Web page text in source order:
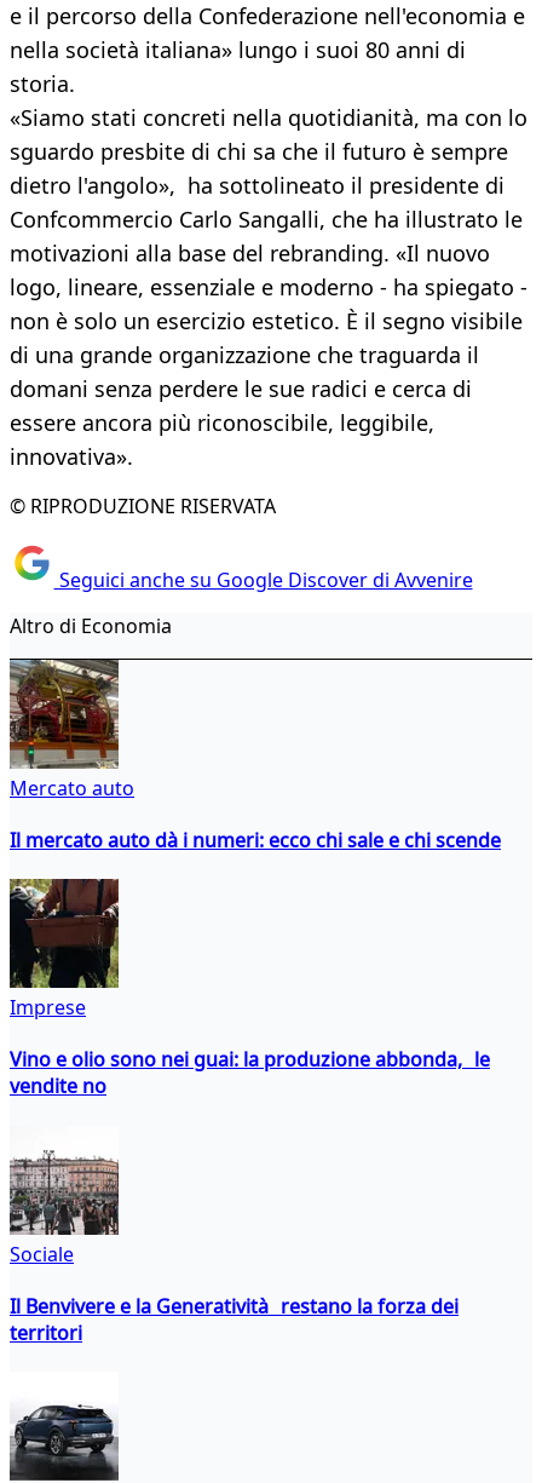
e il percorso della Confederazione nell'economia e
nella società italiana» lungo i suoi 80 anni di
storia.
«Siamo stati concreti nella quotidianità, ma con lo
sguardo presbite di chi sa che il futuro è sempre
dietro l'angolo», ha sottolineato il presidente di
Confcommercio Carlo Sangalli, che ha illustrato le
motivazioni alla base del rebranding. «Il nuovo
logo, lineare, essenziale e moderno - ha spiegato -
non è solo un esercizio estetico. È il segno visibile
di una grande organizzazione che traguarda il
domani senza perdere le sue radici e cerca di
essere ancora più riconoscibile, leggibile,
innovativa».
© RIPRODUZIONE RISERVATA
Seguici anche su Google Discover di Avvenire
Altro di Economia
Mercato auto
Il mercato auto dà i numeri: ecco chi sale e chi scende
Imprese
Vino e olio sono nei guai: la produzione abbonda, le
vendite no
Sociale
Il Benvivere e la Generatività restano la forza dei
territori